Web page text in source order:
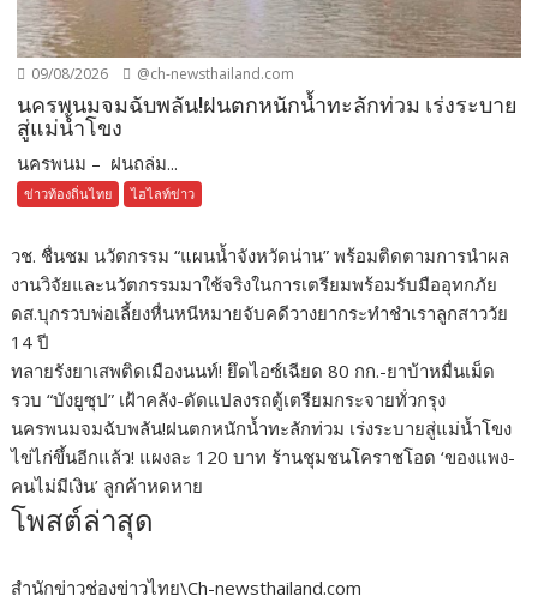
09/08/2026 @ch-newsthailand.com
นครพนมจมฉับพลัน!ฝนตกหนักน้ำทะลักท่วม เร่งระบาย
สู่แม่น้ำโขง
นครพนม – ฝนถล่ม...
ข่าวท้องถิ่นไทย ไฮไลท์ข่าว
วช. ชื่นชม นวัตกรรม “แผนน้ำจังหวัดน่าน” พร้อมติดตามการนำผล
งานวิจัยและนวัตกรรมมาใช้จริงในการเตรียมพร้อมรับมืออุทกภัย
ดส.บุกรวบพ่อเลี้ยงหื่นหนีหมายจับคดีวางยากระทำชำเราลูกสาววัย
14 ปี
ทลายรังยาเสพติดเมืองนนท์! ยึดไอซ์เฉียด 80 กก.-ยาบ้าหมื่นเม็ด
รวบ “บังยูซุป” เฝ้าคลัง-ดัดแปลงรถตู้เตรียมกระจายทั่วกรุง
นครพนมจมฉับพลัน!ฝนตกหนักน้ำทะลักท่วม เร่งระบายสู่แม่น้ำโขง
ไข่ไก่ขึ้นอีกแล้ว! แผงละ 120 บาท ร้านชุมชนโคราชโอด ‘ของแพง-
คนไม่มีเงิน’ ลูกค้าหดหาย
โพสต์ล่าสุด
สำนักข่าวช่องข่าวไทย\Ch-newsthailand.com